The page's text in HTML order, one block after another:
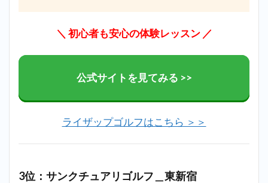
＼ 初心者も安心の体験レッスン／
公式サイトを見てみる >>
ライザップゴルフはこちら ＞＞
3位：サンクチュアリゴルフ＿東新宿